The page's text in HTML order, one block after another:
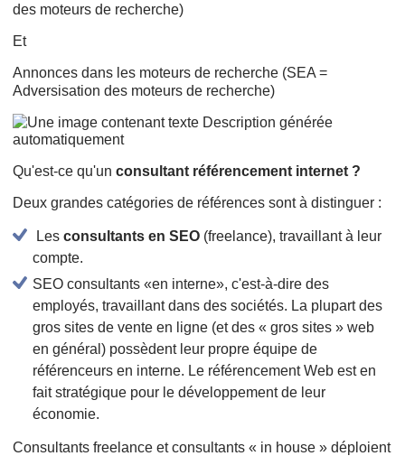
des moteurs de recherche)
Et
Annonces dans les moteurs de recherche (SEA =
Adversisation des moteurs de recherche)
Qu'est-ce qu'unconsultant référencement internet ?
Deux grandes catégories de références sont à distinguer :
Lesconsultants en SEO (freelance), travaillant à leur
compte.
SEO consultants «en interne», c'est-à-dire des
employés, travaillant dans des sociétés. La plupart des
gros sites de vente en ligne (et des « gros sites » web
en général) possèdent leur propre équipe de
référenceurs en interne. Le référencement Web est en
fait stratégique pour le développement de leur
économie.
Consultants freelance et consultants « in house » déploient